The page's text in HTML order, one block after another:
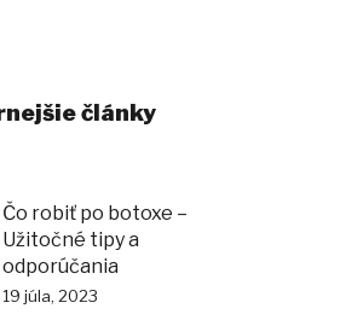
články
Čo robiť po botoxe –
Užitočné tipy a
odporúčania
19 júla, 2023